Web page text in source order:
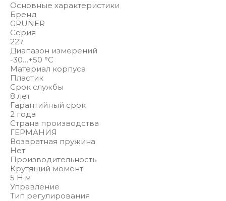
Основные характеристики
Бренд
GRUNER
Серия
227
Диапазон измерений
-30…+50 °С
Материал корпуса
Пластик
Срок службы
8 лет
Гарантийный срок
2 года
Страна производства
ГЕРМАНИЯ
Возвратная пружина
Нет
Производительность
Крутящий момент
5 Н·м
Управление
Тип регулирования